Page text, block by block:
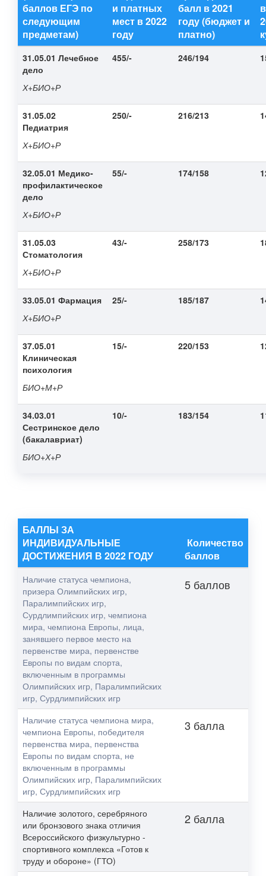
баллов ЕГЭ по
следующим
предметам)
и платных
мест в 2022
году
балл в 2021
году (бюджет и
платно)
31.05.01 Лечебное
дело
Х+БИО+Р
455/- 246/194
31.05.02
Педиатрия
Х+БИО+Р
250/- 216/213
32.05.01 Медико-
профилактическое
дело
Х+БИО+Р
55/- 174/158
31.05.03
Стоматология
Х+БИО+Р
43/- 258/173
33.05.01 Фармация
Х+БИО+Р
25/- 185/187
37.05.01
Клиническая
психология
БИО+М+Р
15/- 220/153
34.03.01
Сестринское дело
(бакалавриат)
БИО+Х+Р
10/- 183/154
БАЛЛЫ ЗА
ИНДИВИДУАЛЬНЫЕ
ДОСТИЖЕНИЯ В 2022 ГОДУ
Количество
баллов
Наличие статуса чемпиона,
призера Олимпийских игр,
Паралимпийских игр,
Сурдлимпийских игр, чемпиона
мира, чемпиона Европы, лица,
занявшего первое место на
первенстве мира, первенстве
Европы по видам спорта,
включенным в программы
Олимпийских игр, Паралимпийских
игр, Сурдлимпийских игр
5 баллов
Наличие статуса чемпиона мира,
чемпиона Европы, победителя
первенства мира, первенства
Европы по видам спорта, не
включенным в программы
Олимпийских игр, Паралимпийских
игр, Сурдлимпийских игр
3 балла
Наличие золотого, серебряного
или бронзового знака отличия
Всероссийского физкультурно -
спортивного комплекса «Готов к
труду и обороне» (ГТО)
2 балла